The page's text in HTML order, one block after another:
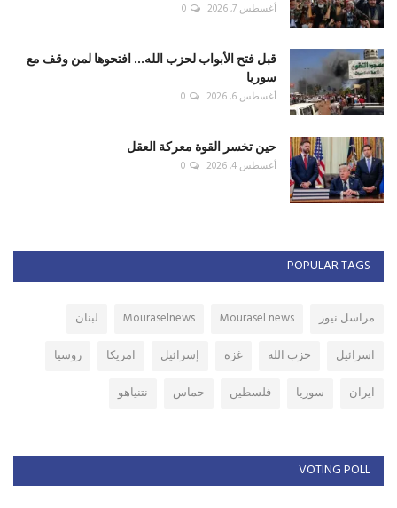
أغسطس 7, 2026 0
قبل فتح الأبواب لحزب الله... افتحوها لمن وقف مع
سوريا
أغسطس 6, 2026 0
حين تخسر القوة معركة العقل
أغسطس 4, 2026 0
POPULAR TAGS
مراسل نيوز Mourasel news
Mouraselnews
لبنان
اسرائيل
حزب الله غزة إسرائيل امريكا
روسيا
ايران
سوريا فلسطين حماس نتنياهو
VOTING POLL